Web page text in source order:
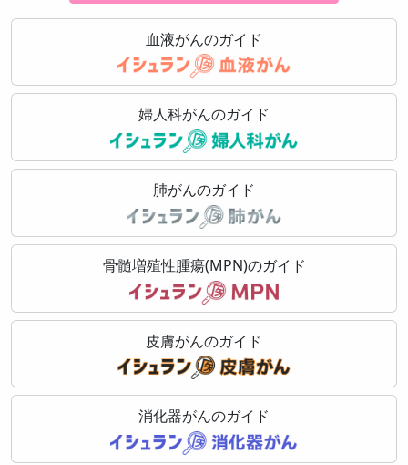
血液がんのガイド
婦人科がんのガイド
肺がんのガイド
骨髄増殖性腫瘍(MPN)のガイド
皮膚がんのガイド
消化器がんのガイド